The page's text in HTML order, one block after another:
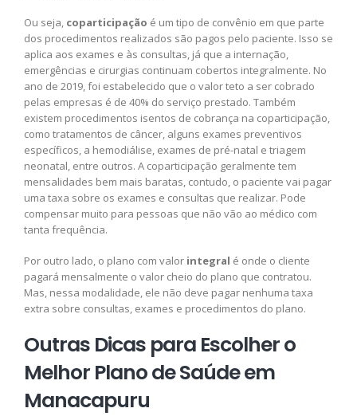
Ou seja, coparticipação é um tipo de convênio em que parte
dos procedimentos realizados são pagos pelo paciente. Isso se
aplica aos exames e às consultas, já que a internação,
emergências e cirurgias continuam cobertos integralmente. No
ano de 2019, foi estabelecido que o valor teto a ser cobrado
pelas empresas é de 40% do serviço prestado. Também
existem procedimentos isentos de cobrança na coparticipação,
como tratamentos de câncer, alguns exames preventivos
específicos, a hemodiálise, exames de pré-natal e triagem
neonatal, entre outros. A coparticipação geralmente tem
mensalidades bem mais baratas, contudo, o paciente vai pagar
uma taxa sobre os exames e consultas que realizar. Pode
compensar muito para pessoas que não vão ao médico com
tanta frequência.
Por outro lado, o plano com valor integral é onde o cliente
pagará mensalmente o valor cheio do plano que contratou.
Mas, nessa modalidade, ele não deve pagar nenhuma taxa
extra sobre consultas, exames e procedimentos do plano.
Outras Dicas para Escolher o
Melhor Plano de Saúde em
Manacapuru